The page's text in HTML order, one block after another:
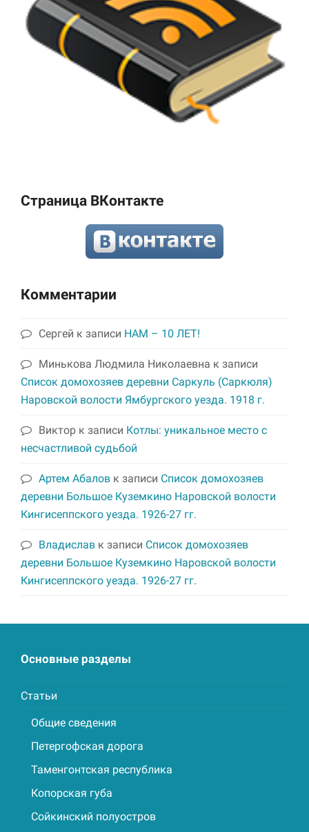
Страница ВКонтакте
Комментарии
Сергей к записи НАМ – 10 ЛЕТ!
Минькова Людмила Николаевна к записи
Список домохозяев деревни Саркуль (Саркюля)
Наровской волости Ямбургского уезда. 1918 г.
Виктор к записи Котлы: уникальное место с
несчастливой судьбой
Артем Абалов к записи Список домохозяев
деревни Большое Куземкино Наровской волости
Кингисеппского уезда. 1926-27 гг.
Владислав к записи Список домохозяев
деревни Большое Куземкино Наровской волости
Кингисеппского уезда. 1926-27 гг.
Основные разделы
Статьи
Общие сведения
Петергофская дорога
Таменгонтская республика
Копорская губа
Сойкинский полуостров